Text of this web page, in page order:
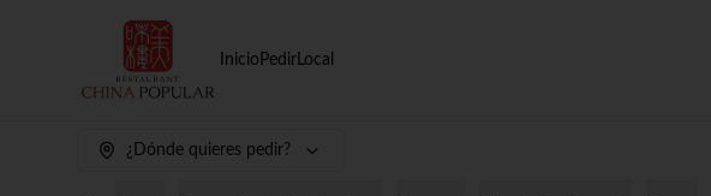
Inicio Pedir Local
¿Dónde quieres pedir?